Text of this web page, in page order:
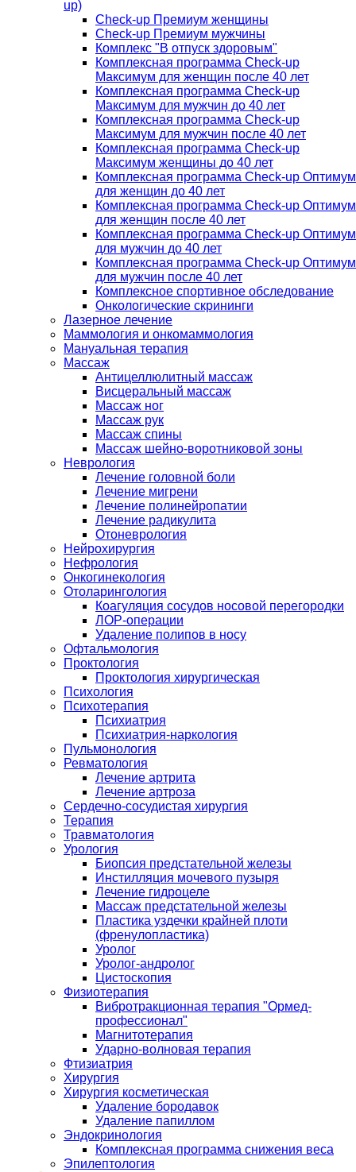
up)
Check-up Премиум женщины
Check-up Премиум мужчины
Комплекс "В отпуск здоровым"
Комплексная программа Check-up
Максимум для женщин после 40 лет
Комплексная программа Check-up
Максимум для мужчин до 40 лет
Комплексная программа Check-up
Максимум для мужчин после 40 лет
Комплексная программа Check-up
Максимум женщины до 40 лет
Комплексная программа Check-up Оптимум
для женщин до 40 лет
Комплексная программа Check-up Оптимум
для женщин после 40 лет
Комплексная программа Check-up Оптимум
для мужчин до 40 лет
Комплексная программа Check-up Оптимум
для мужчин после 40 лет
Комплексное спортивное обследование
Онкологические скрининги
Лазерное лечение
Маммология и онкомаммология
Мануальная терапия
Массаж
Антицеллюлитный массаж
Висцеральный массаж
Массаж ног
Массаж рук
Массаж спины
Массаж шейно-воротниковой зоны
Неврология
Лечение головной боли
Лечение мигрени
Лечение полинейропатии
Лечение радикулита
Отоневрология
Нейрохирургия
Нефрология
Онкогинекология
Отоларингология
Коагуляция сосудов носовой перегородки
ЛОР-операции
Удаление полипов в носу
Офтальмология
Проктология
Проктология хирургическая
Психология
Психотерапия
Психиатрия
Психиатрия-наркология
Пульмонология
Ревматология
Лечение артрита
Лечение артроза
Сердечно-сосудистая хирургия
Терапия
Травматология
Урология
Биопсия предстательной железы
Инстилляция мочевого пузыря
Лечение гидроцеле
Массаж предстательной железы
Пластика уздечки крайней плоти
(френулопластика)
Уролог
Уролог-андролог
Цистоскопия
Физиотерапия
Вибротракционная терапия "Ормед-
профессионал"
Магнитотерапия
Ударно-волновая терапия
Фтизиатрия
Хирургия
Хирургия косметическая
Удаление бородавок
Удаление папиллом
Эндокринология
Комплексная программа снижения веса
Эпилептология